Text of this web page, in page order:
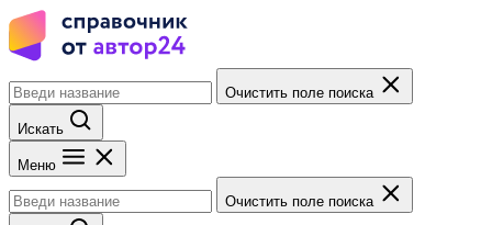
Очистить поле поиска
Искать
Меню
Очистить поле поиска